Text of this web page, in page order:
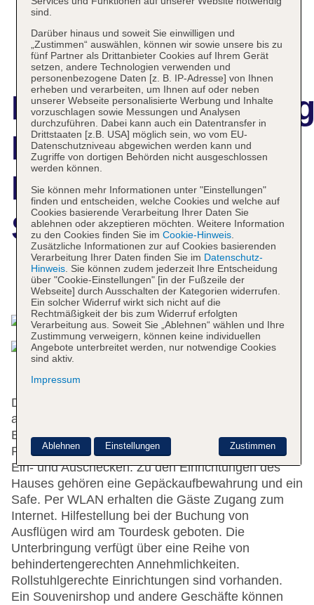
Best Western
Kom Hotel
Stockholm
Das bietet Ihre Unterkunft
Das Hotel bietet 12 Einzel- und 82 Doppelzimmer
auf 6 Etagen, die mit einem Aufzug erreichbar sind.
Englisch- und deutschsprachiges Personal an der
Rezeption im Empfangsbereich steht zur Seite beim
Ein- und Auschecken. Zu den Einrichtungen des
Hauses gehören eine Gepäckaufbewahrung und ein
Safe. Per WLAN erhalten die Gäste Zugang zum
Internet. Hilfestellung bei der Buchung von
Ausflügen wird am Tourdesk geboten. Die
Unterbringung verfügt über eine Reihe von
behindertengerechten Annehmlichkeiten.
Rollstuhlgerechte Einrichtungen sind vorhanden.
Ein Souvenirshop und andere Geschäfte können
sind.
Darüber hinaus und soweit Sie einwilligen und
„Zustimmen“ auswählen, können wir sowie unsere bis zu
fünf Partner als Drittanbieter Cookies auf Ihrem Gerät
setzen, andere Technologien verwenden und
personenbezogene Daten [z. B. IP-Adresse] von Ihnen
erheben und verarbeiten, um Ihnen auf oder neben
unserer Webseite personalisierte Werbung und Inhalte
vorzuschlagen sowie Messungen und Analysen
durchzuführen. Dabei kann auch ein Datentransfer in
Drittstaaten [z.B. USA] möglich sein, wo vom EU-
Datenschutzniveau abgewichen werden kann und
Zugriffe von dortigen Behörden nicht ausgeschlossen
werden können.
Sie können mehr Informationen unter "Einstellungen"
finden und entscheiden, welche Cookies und welche auf
Cookies basierende Verarbeitung Ihrer Daten Sie
ablehnen oder akzeptieren möchten. Weitere Information
zu den Cookies finden Sie im Cookie-Hinweis.
Zusätzliche Informationen zur auf Cookies basierenden
Verarbeitung Ihrer Daten finden Sie im Datenschutz-
Hinweis. Sie können zudem jederzeit Ihre Entscheidung
über "Cookie-Einstellungen" [in der Fußzeile der
Webseite] durch Ausschalten der Kategorien widerrufen.
Ein solcher Widerruf wirkt sich nicht auf die
Rechtmäßigkeit der bis zum Widerruf erfolgten
Verarbeitung aus. Soweit Sie „Ablehnen“ wählen und Ihre
Zustimmung verweigern, können keine individuellen
Angebote unterbreitet werden, nur notwendige Cookies
sind aktiv.
Impressum
Zustimmen
Ablehnen Einstellungen